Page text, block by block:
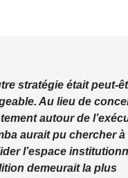
stratégie était peut-
Au lieu de
autour de
aurait pu chercher à
l’espace
demeurait la plus